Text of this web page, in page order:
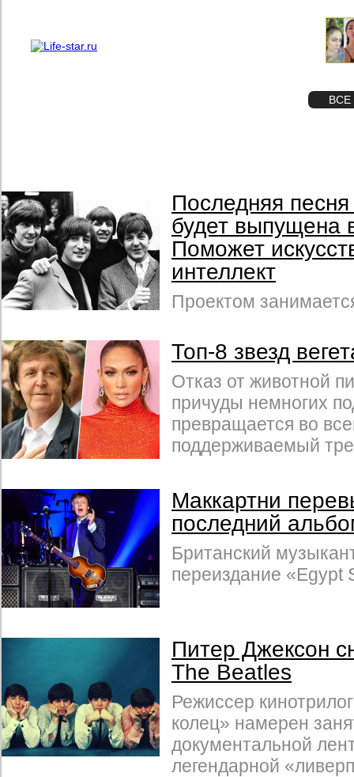
ВСЕ
Последняя
будет выпущена
Поможет
интеллект
Проектом
Топ-8 звезд
Отказ от животной
причуды немногих
превращается во
поддерживаемый
Маккартни
последний
Британский
переиздание «Egypt
Питер Джексон
The Beatles
Режиссер
колец» намерен
документальной
легендарной